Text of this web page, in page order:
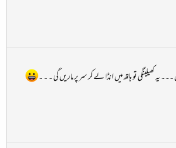
یہ کھیلینگی تو ہاتھ میں انڈا لے کر سر پر ماریں گی ۔ ۔ ۔